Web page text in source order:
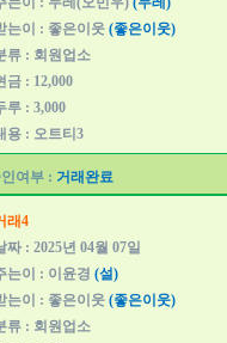
는이 : 좋은이웃 (좋은이웃)
류 : 회원업소
금 : 12,000
루 : 3,000
용 : 오트티3
여부 : 거래완료
래4
짜 : 2025년 04월 07일
는이 : 이윤경 (설)
는이 : 좋은이웃 (좋은이웃)
류 : 회원업소